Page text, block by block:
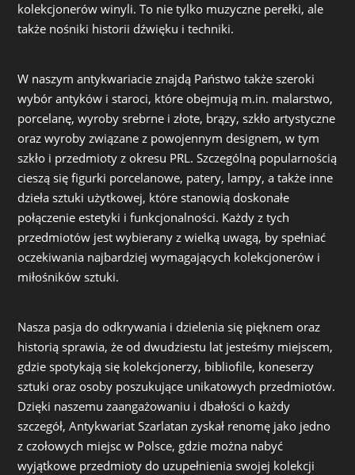
kolekcjonerów winyli. To nie tylko muzyczne perełki, ale
także nośniki historii dźwięku i techniki.
W naszym antykwariacie znajdą Państwo także szeroki
wybór antyków i staroci, które obejmują m.in. malarstwo,
porcelanę, wyroby srebrne i złote, brązy, szkło artystyczne
oraz wyroby związane z powojennym designem, w tym
szkło i przedmioty z okresu PRL. Szczególną popularnością
cieszą się figurki porcelanowe, patery, lampy, a także inne
dzieła sztuki użytkowej, które stanowią doskonałe
połączenie estetyki i funkcjonalności. Każdy z tych
przedmiotów jest wybierany z wielką uwagą, by spełniać
oczekiwania najbardziej wymagających kolekcjonerów i
miłośników sztuki.
Nasza pasja do odkrywania i dzielenia się pięknem oraz
historią sprawia, że od dwudziestu lat jesteśmy miejscem,
gdzie spotykają się kolekcjonerzy, bibliofile, koneserzy
sztuki oraz osoby poszukujące unikatowych przedmiotów.
Dzięki naszemu zaangażowaniu i dbałości o każdy
szczegół, Antykwariat Szarlatan zyskał renomę jako jedno
z czołowych miejsc w Polsce, gdzie można nabyć
wyjątkowe przedmioty do uzupełnienia swojej kolekcji